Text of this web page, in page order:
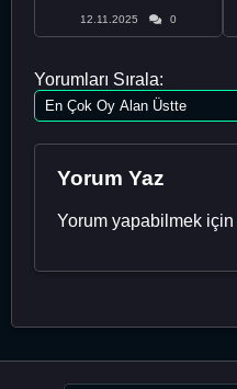
12.11.2025 0
Yorumları Sırala:
Yorum Yaz
Yorum yapabilmek için